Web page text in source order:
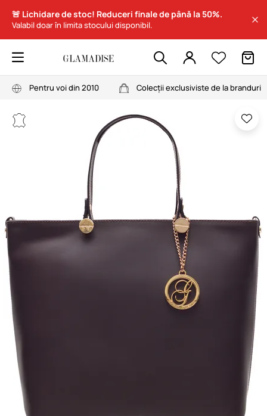
🚨 Lichidare de stoc! Reduceri finale de până la 50%.
Valabil doar în limita stocului disponibil.
Pentru voi din 2010 Colecții exclusiviste de la branduri